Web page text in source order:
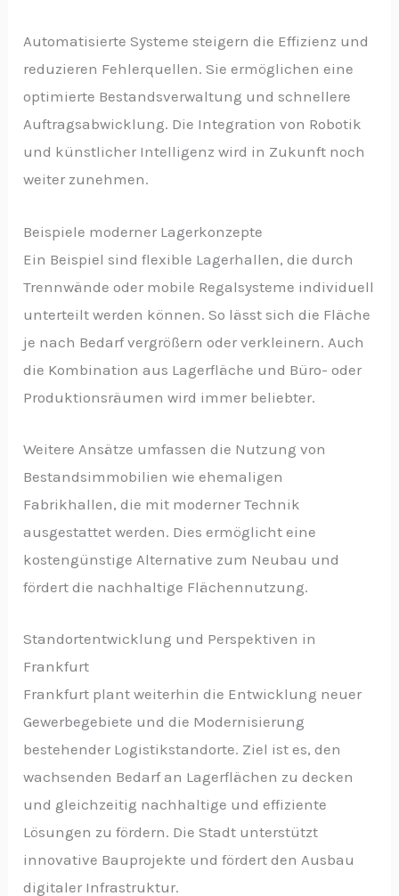
Automatisierte Systeme steigern die Effizienz und
reduzieren Fehlerquellen. Sie ermöglichen eine
optimierte Bestandsverwaltung und schnellere
Auftragsabwicklung. Die Integration von Robotik
und künstlicher Intelligenz wird in Zukunft noch
weiter zunehmen.
Beispiele moderner Lagerkonzepte
Ein Beispiel sind flexible Lagerhallen, die durch
Trennwände oder mobile Regalsysteme individuell
unterteilt werden können. So lässt sich die Fläche
je nach Bedarf vergrößern oder verkleinern. Auch
die Kombination aus Lagerfläche und Büro- oder
Produktionsräumen wird immer beliebter.
Weitere Ansätze umfassen die Nutzung von
Bestandsimmobilien wie ehemaligen
Fabrikhallen, die mit moderner Technik
ausgestattet werden. Dies ermöglicht eine
kostengünstige Alternative zum Neubau und
fördert die nachhaltige Flächennutzung.
Standortentwicklung und Perspektiven in
Frankfurt
Frankfurt plant weiterhin die Entwicklung neuer
Gewerbegebiete und die Modernisierung
bestehender Logistikstandorte. Ziel ist es, den
wachsenden Bedarf an Lagerflächen zu decken
und gleichzeitig nachhaltige und effiziente
Lösungen zu fördern. Die Stadt unterstützt
innovative Bauprojekte und fördert den Ausbau
digitaler Infrastruktur.